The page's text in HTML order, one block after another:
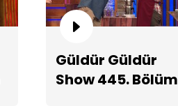
Güldür Güldür
Show 445. Bölüm